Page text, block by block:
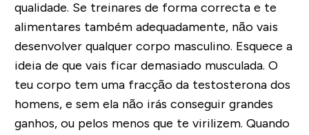
qualidade. Se treinares de forma correcta e te
alimentares também adequadamente, não vais
desenvolver qualquer corpo masculino. Esquece a
ideia de que vais ficar demasiado musculada. O
teu corpo tem uma fracção da testosterona dos
homens, e sem ela não irás conseguir grandes
ganhos, ou pelos menos que te virilizem. Quando